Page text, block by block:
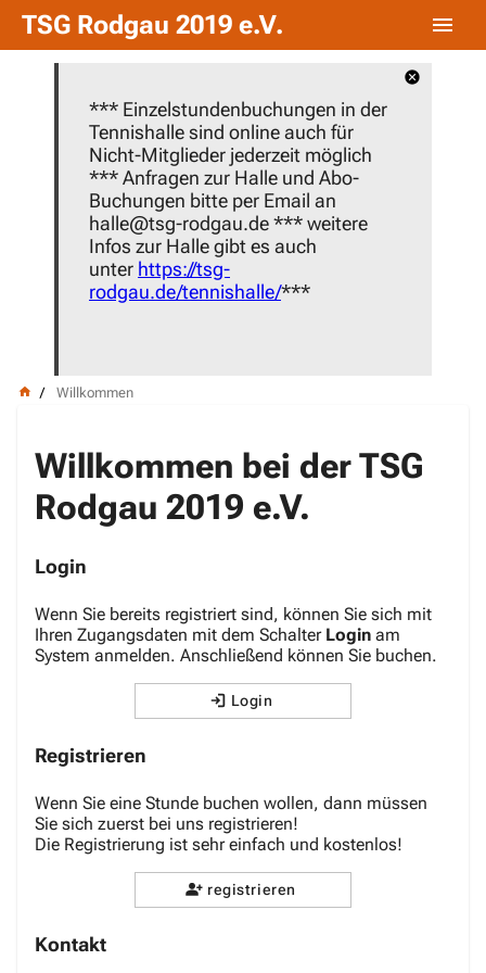
TSG Rodgau 2019 e.V.
*** Einzelstundenbuchungen in der
Tennishallesind online auch für
Nicht-Mitglieder jederzeit möglich
***Anfragen zur Halle und Abo-
Buchungen bitte per Email an
halle@tsg-rodgau.de *** weitere
Infos zur Halle gibt es auch
unter https://tsg-
rodgau.de/tennishalle/***
Willkommen
Willkommen bei der TSG
Rodgau 2019 e.V.
Login
Wenn Sie bereits registriert sind, können Sie sich mit
Ihren Zugangsdaten mit dem Schalter Login am
System anmelden. Anschließend können Sie buchen.
Login
Registrieren
Wenn Sie eine Stunde buchen wollen, dann müssen
Sie sich zuerst bei uns registrieren!
Die Registrierung ist sehr einfach und kostenlos!
registrieren
Kontakt